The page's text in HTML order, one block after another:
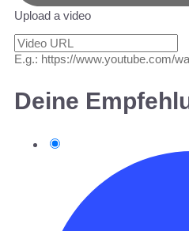
Upload a video
E.g.: https://www.youtube.com/
Deine